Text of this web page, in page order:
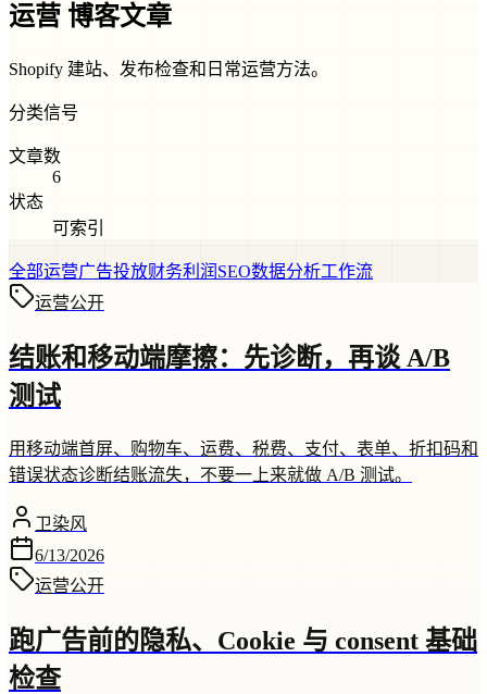
运营 博客文章
Shopify 建站、发布检查和日常运营方法。
分类信号
文章数
6
状态
可索引
全部运营广告投放财务利润 SEO数据分析工作流
运营公开
结账和移动端摩擦：先诊断，再谈 A/B
测试
用移动端首屏、购物车、运费、税费、支付、表单、折扣码和
错误状态诊断结账流失，不要一上来就做 A/B 测试。
卫染风
6/13/2026
运营公开
跑广告前的隐私、Cookie 与 consent 基础
检查